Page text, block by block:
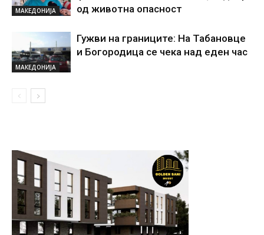
МАКЕДОНИЈА
од животна опасност
МАКЕДОНИЈА
Гужви на границите: На Табановце
и Богородица се чека над еден час